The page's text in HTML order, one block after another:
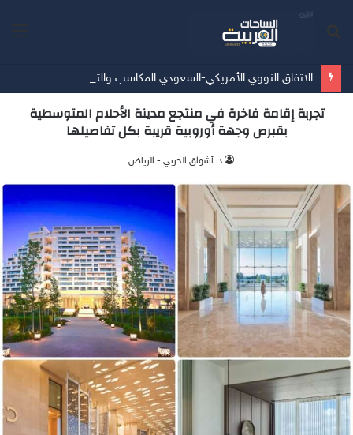
تجربة إقامة فاخرة في منتجع مدينة الأحلام المتوسطية
بقبرص وجهة أوروبية قريبة بكل تفاصيلها
د. أشواق الحربي - الرياض